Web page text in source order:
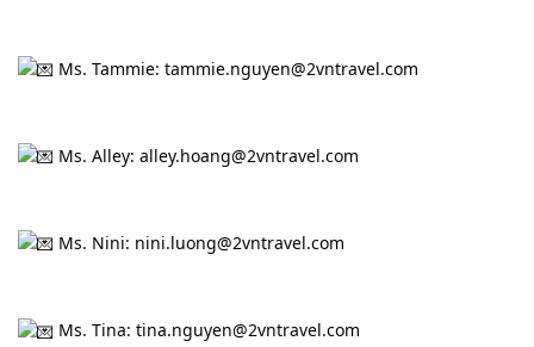
Thị
Việt
Nam
Ms. Tammie: tammie.nguyen@2vntravel.com
Ms. Alley: alley.hoang@2vntravel.com
Ms. Nini: nini.luong@2vntravel.com
Ms. Tina: tina.nguyen@2vntravel.com